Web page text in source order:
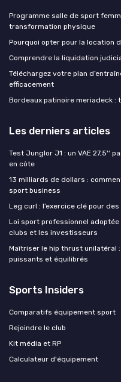
Programme salle de sport
transformation physique
Pourquoi opter pour la location
Comprendre la liquidation
Téléchargez votre plan
efficacement
Bordeaux patinoire meriadeck :
Les derniers articles
Test Junglor J1 : un VAE 27,5''
en côte
13 milliards de dollars :
sport business
Leg curl : l’exercice clé pour
Loi sport professionnel
clubs et les investisseurs
Maîtriser le hip thrust unilatéral
puissants et équilibrés
Sports Insiders
Comparatifs équipement sport
Rejoindre le club
Kit média et RP
Calculateur d'équipement